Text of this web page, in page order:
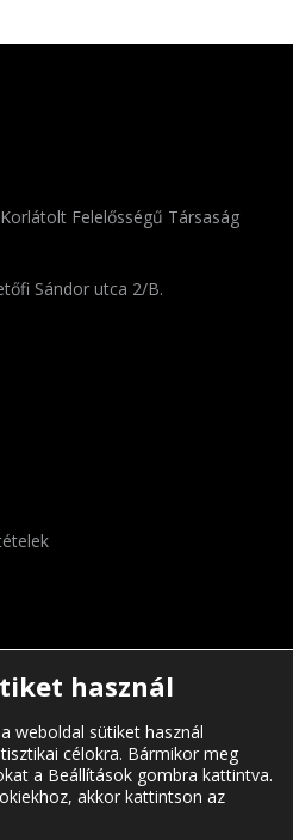
Felelősségű Társaság
Sándor utca 2/B.
használ
weboldal sütiket használ
célokra. Bármikor meg
a Beállítások gombra kattintva.
akkor kattintson az